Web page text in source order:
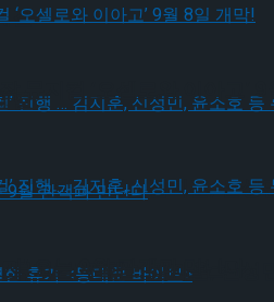
결
지컬’ 진행 … 김지훈, 신성
결
지컬’ 진행 … 김지훈, 신
뮤지컬 ‘오셀로와 이아고’
’ 오는 9월 관객과 만난다